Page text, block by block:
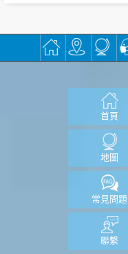
首頁
地圖
常見問題
聯繫